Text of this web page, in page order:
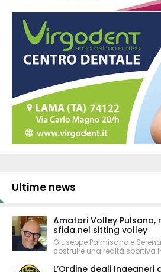
Ultime news
Amatori Volley Pulsano,
sfida nel sitting volley
Giuseppe Palmisano e
costruire una realtà sportiva
L’Ordine degli Ingegneri